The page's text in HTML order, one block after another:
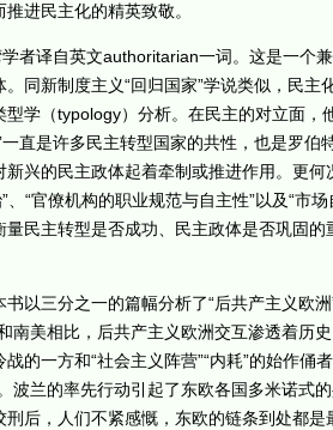
进民主化的精英致敬。
译自英文authoritarian一词。这是一个
。同新制度主义“回归国家”学说类似，民
型学（typology）分析。在民主的对立面
一直是许多民主转型国家的共性，也是罗
兴的民主政体起着牵制或推进作用。更
”、“官僚机构的职业规范与自主性”以及“
量民主转型是否成功、民主政体是否巩固
三分之一的篇幅分析了“后共产主义欧洲
南美相比，后共产主义欧洲交互渗透着历
的一方和“社会主义阵营”“内耗”的始作
波兰的率先行动引起了东欧各国多米诺式
刑后，人们不紧感慨，东欧的链条到处都